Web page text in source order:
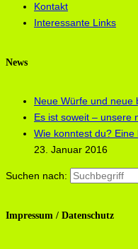
Kontakt
Interessante Links
News
Neue Würfe und neue
Es ist soweit – unsere
Wie konntest du?
23. Januar 2016
Suchen nach:
Impressum / Datenschutz